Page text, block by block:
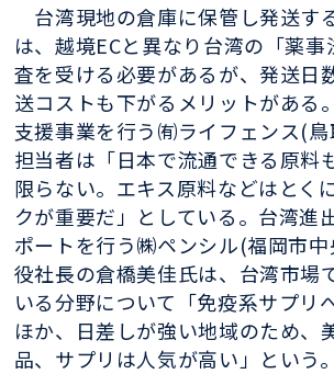
台湾現地の倉庫に保管し発送す
は、越境ECと異なり台湾の「薬
査を受ける必要があるが、発送日
送コストも下がるメリットがある
支援事業を行う㈲ライフェンス(
担当者は「日本で流通できる原料
限らない。エキス原料などはとく
クが重要だ」としている。台湾進
ポートを行う㈱ペンシル(福岡市
役社長の倉橋美佳氏は、台湾市場
いる分野について「免疫系サプリ
ほか、日差しが強い地域のため、
品、サプリは人気が高い」という